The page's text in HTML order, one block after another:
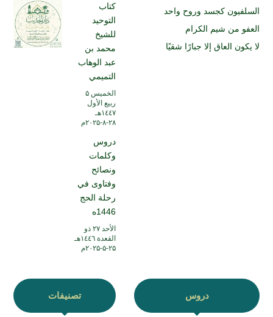
السلفيون كجسد وروح واحد
العفو من شيم الكرام
لا يكون العاق إلا جبارًا شقيًا
كتاب
التوحيد
للشيخ
محمد بن
عبد الوهاب
التميمي
الخميس ۵
ربيع الأول
۱٤٤۷هـ
۲۸-۸-۲۰۲۵م
دروس
وكلمات
ونصائح
وفتاوى في
رحلة الحج
1446ه
الأحد ۲۷ ذو
القعدة ۱٤٤٦هـ
۲۵-۵-۲۰۲۵م
دروس تصنيفات